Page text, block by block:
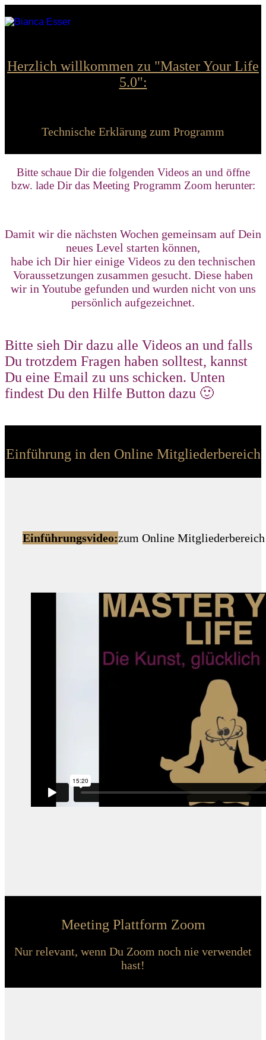
Herzlich willkommen zu "Master Your Life
5.0":
Technische Erklärung zum Programm
Bitte schaue Dir die folgenden Videos an und öffne
bzw. lade Dir das Meeting Programm Zoom herunter:
Damit wir die nächsten Wochen gemeinsam auf Dein
neues Level starten können,
habe ich Dir hier einige Videos zu den technischen
Voraussetzungen zusammen gesucht. Diese haben
wir in Youtube gefunden und wurden nicht von uns
persönlich aufgezeichnet.
Bitte sieh Dir dazu alle Videos an und falls
Du trotzdem Fragen haben solltest, kannst
Du eine Email zu uns schicken. Unten
findest Du den Hilfe Button dazu 🙂
Einführung in den Online Mitgliederbereich
Einführungsvideo:zum Online Mitgliederbereich
Meeting Plattform Zoom
Nur relevant, wenn Du Zoom noch nie verwendet
hast!